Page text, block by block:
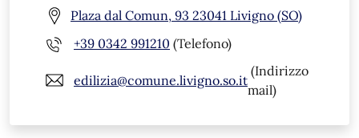
Plaza dal Comun, 93 23041 Livigno (SO)
+39 0342 991210 (Telefono)
edilizia@comune.livigno.so.it
(Indirizzo
mail)